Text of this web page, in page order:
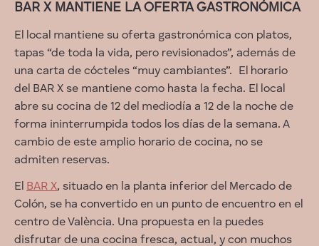
BAR X MANTIENE LA OFERTA GASTRONÓMICA
El local mantiene su oferta gastronómica con platos,
tapas “de toda la vida, pero revisionados”, además de
una carta de cócteles “muy cambiantes”. El horario
del BAR X se mantiene como hasta la fecha. El local
abre su cocina de 12 del mediodía a 12 de la noche de
forma ininterrumpida todos los días de la semana. A
cambio de este amplio horario de cocina, no se
admiten reservas.
El BAR X, situado en la planta inferior del Mercado de
Colón, se ha convertido en un punto de encuentro en el
centro de València. Una propuesta en la puedes
disfrutar de una cocina fresca, actual, y con muchos